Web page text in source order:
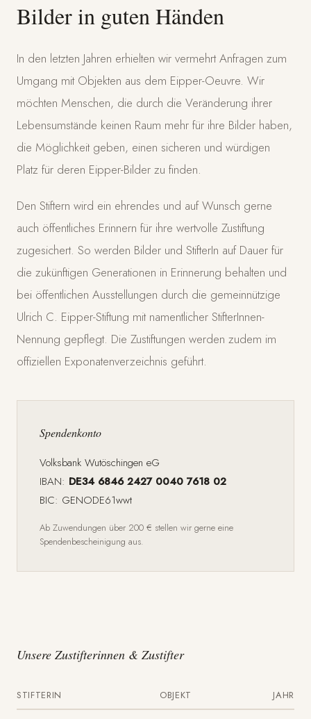
Bilder in guten Händen
In den letzten Jahren erhielten wir vermehrt Anfragen zum
Umgang mit Objekten aus dem Eipper-Oeuvre. Wir
möchten Menschen, die durch die Veränderung ihrer
Lebensumstände keinen Raum mehr für ihre Bilder haben,
die Möglichkeit geben, einen sicheren und würdigen
Platz für deren Eipper-Bilder zu finden.
Den Stiftern wird ein ehrendes und auf Wunsch gerne
auch öffentliches Erinnern für ihre wertvolle Zustiftung
zugesichert. So werden Bilder und StifterIn auf Dauer für
die zukünftigen Generationen in Erinnerung behalten und
bei öffentlichen Ausstellungen durch die gemeinnützige
Ulrich C. Eipper-Stiftung mit namentlicher StifterInnen-
Nennung gepflegt. Die Zustiftungen werden zudem im
offiziellen Exponatenverzeichnis geführt.
Spendenkonto
Volksbank Wutöschingen eG
IBAN: DE34 6846 2427 0040 7618 02
BIC: GENODE61wwt
Ab Zuwendungen über 200 € stellen wir gerne eine
Spendenbescheinigung aus.
Unsere Zustifterinnen & Zustifter
STIFTERIN OBJEKT JAHR